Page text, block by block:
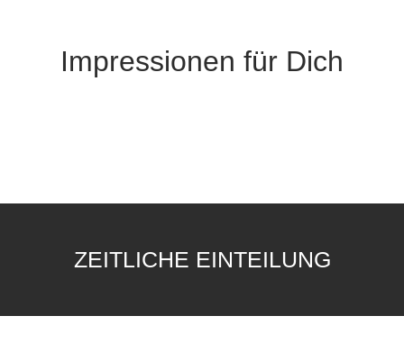
Impressionen für Dich
ZEITLICHE EINTEILUNG